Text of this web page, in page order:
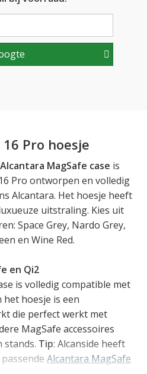
Pro hoesje
MagSafe case is
Pro ontworpen en volledig
Alcantara. Het hoesje heeft
uitstraling. Kies uit
Space Grey, Nardo Grey,
en Wine Red.
en Qi2
is volledig compatible met
het hoesje is een
die perfect werkt met
MagSafe accessoires
stands. Tip: Alcanside heeft
Alcantara MagSafe